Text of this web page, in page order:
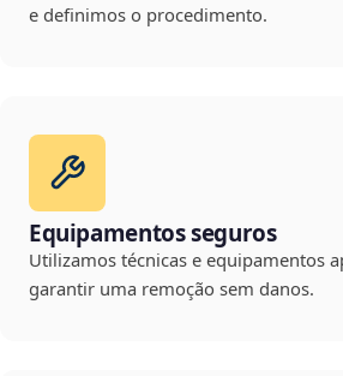
e definimos o procedimento.
Equipamentos seguros
Utilizamos técnicas e equipamentos
garantir uma remoção sem danos.